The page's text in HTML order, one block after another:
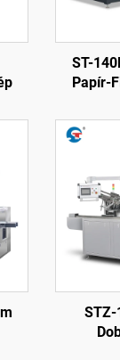
ST-
Papír-
STZ-